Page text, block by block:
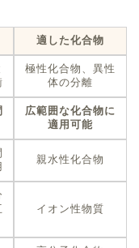
適した化合物
極性化合物、異性
体の分離
広範囲な化合物に
適用可能
親水性化合物
イオン性物質